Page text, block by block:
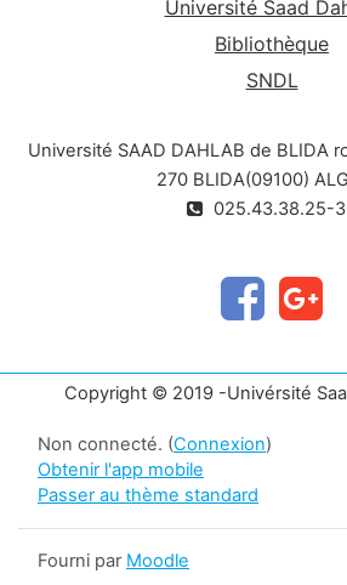
Université Saad
Bibliothèque
SNDL
Université SAAD DAHLAB de BLIDA
270 BLIDA(09100)
025.43.38.25-
Copyright © 2019 -Univérsité
Non connecté. (Connexion)
Obtenir l'app mobile
Passer au thème standard
Fourni par Moodle